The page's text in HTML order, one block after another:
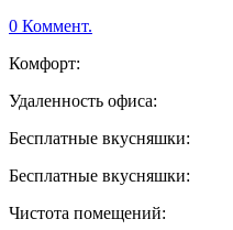
0 Коммент.
Комфорт:
Удаленность офиса:
Бесплатные вкусняшки:
Бесплатные вкусняшки:
Чистота помещений: